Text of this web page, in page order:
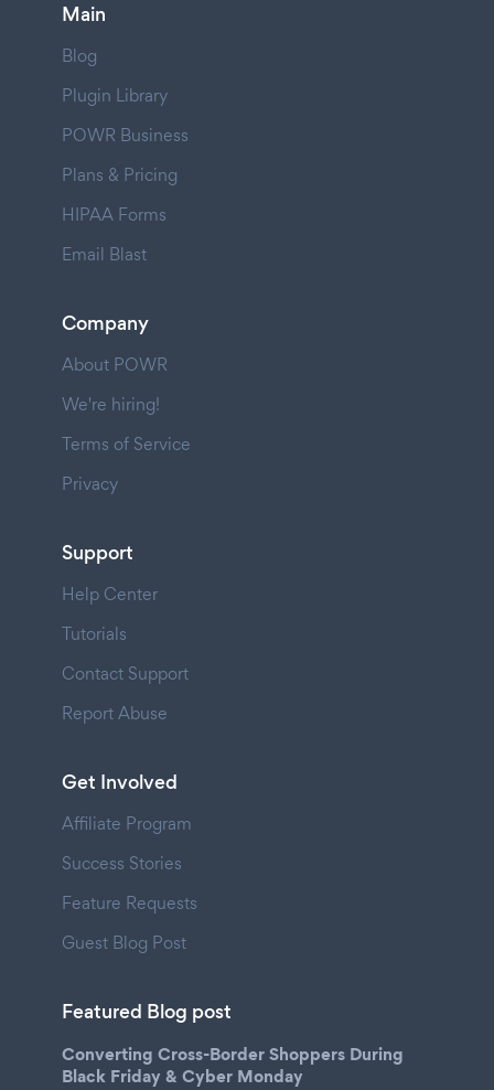
Main
Blog
Plugin Library
POWR Business
Plans & Pricing
HIPAA Forms
Email Blast
Company
About POWR
We're hiring!
Terms of Service
Privacy
Support
Help Center
Tutorials
Contact Support
Report Abuse
Get Involved
Affiliate Program
Success Stories
Feature Requests
Guest Blog Post
Featured Blog post
Converting Cross-Border Shoppers During
Black Friday & Cyber Monday